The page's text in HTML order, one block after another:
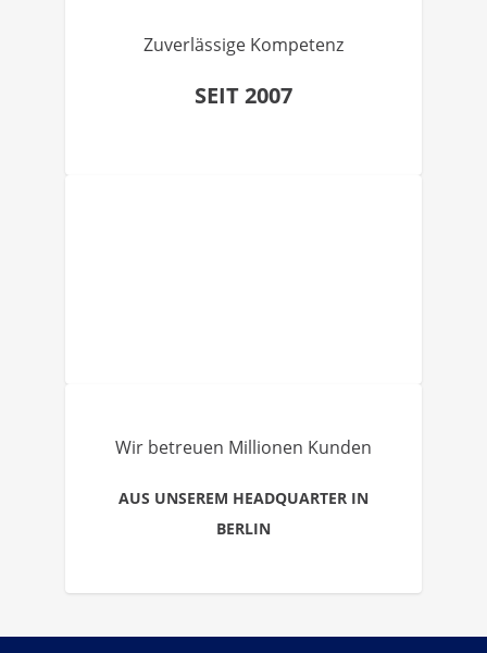
Zuverlässige Kompetenz
SEIT 2007
Wir betreuen Millionen Kunden
AUS UNSEREM HEADQUARTER IN
BERLIN